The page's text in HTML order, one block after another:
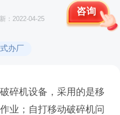
：2022-04-25
咨询
办厂
碎机设备，采用的是移
业；自打移动破碎机问